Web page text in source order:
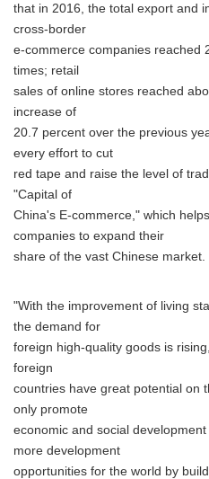
that in 2016, the total export and
cross-border
e-commerce companies reached
times; retail
sales of online stores reached
increase of
20.7 percent over the previous
every effort to cut
red tape and raise the level of
"Capital of
China's E-commerce," which
companies to expand their
share of the vast Chinese market.
"With the improvement of living
the demand for
foreign high-quality goods is
foreign
countries have great potential on
only promote
economic and social
more development
opportunities for the world by